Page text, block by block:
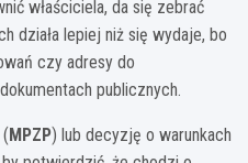
właściciela, da się zebrać
działa lepiej niż się wydaje, bo
czy adresy do
publicznych.
(MPZP) lub decyzję o warunkach